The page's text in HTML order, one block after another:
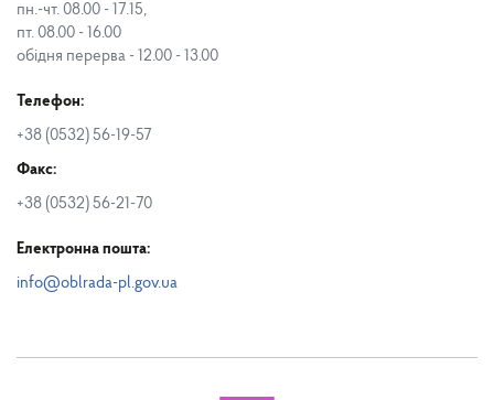
пн.-чт. 08.00 - 17.15,
пт. 08.00 - 16.00
обідня перерва - 12.00 - 13.00
Телефон:
+38 (0532) 56-19-57
Факс:
+38 (0532) 56-21-70
Електронна пошта:
info@oblrada-pl.gov.ua